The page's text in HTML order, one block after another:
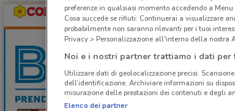
preferenze in qualsiasi momento accedendo a
Cosa succede se rifiuti: Continuerai a visualizzare
probabilmente non saranno rilevanti per i tuoi
Privacy > Personalizzazione all'interno della nostra
Noi e i nostri partner trattiamo i dati per
Utilizzare dati di geolocalizzazione precisi.
dell’identificazione. Archiviare informazioni su
misurazione delle prestazioni dei contenuti e degli
Elenco dei partner